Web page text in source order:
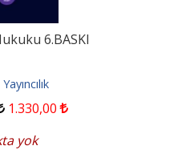
6.BASKI
1.330,00
yok